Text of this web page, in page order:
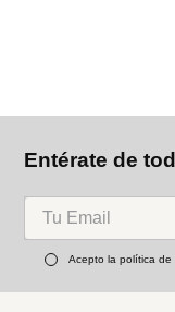
Entérate de
Acepto la política